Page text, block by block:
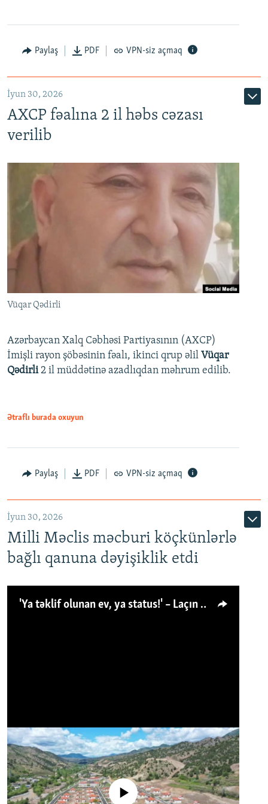
Paylaş PDF VPN-siz açmaq
İyun 30, 2026
AXCP fəalına 2 il həbs cəzası
verilib
Vüqar Qədirli
Azərbaycan Xalq Cəbhəsi Partiyasının (AXCP)
İmişli rayon şöbəsinin fəalı, ikinci qrup əlil Vüqar
Qədirli2 il müddətinə azadlıqdan məhrum edilib.
Ətraflı burada oxuyun
Paylaş PDF VPN-siz açmaq
İyun 30, 2026
Milli Məclis məcburi köçkünlərlə
bağlı qanuna dəyişiklik etdi
'Ya təklif olunan ev, ya status!' – Laçın köçkünü: 'Laçından başqa heç hara!'
No media source currently available